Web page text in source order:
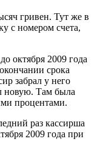
гривен. Тут же в
с номером счета,
октября 2009 года
срока
забрал у него
новую. Там была
процентами.
раз кассирша
2009 года при